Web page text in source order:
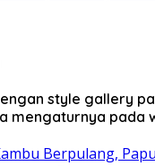
style gallery
mengaturnya pada